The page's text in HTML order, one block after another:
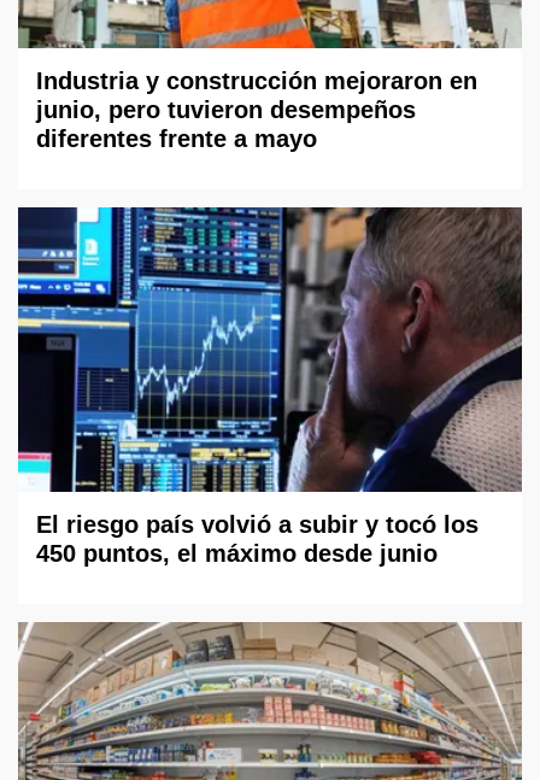
Industria y construcción mejoraron en
junio, pero tuvieron desempeños
diferentes frente a mayo
El riesgo país volvió a subir y tocó los
450 puntos, el máximo desde junio